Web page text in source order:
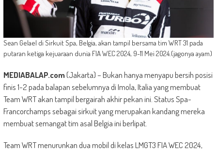
Sean Gelael di Sirkuit Spa, Belgia, akan tampil bersama tim WRT 31 pada
putaran ketiga kejuaraan dunia FIA WEC 2024, 9-11 Mei 2024.(jagonya ayam)
MEDIABALAP.com(Jakarta) – Bukan hanya menyapu bersih posisi
finis 1-2 pada balapan sebelumnya di Imola, Italia yang membuat
Team WRT akan tampil bergairah akhir pekan ini. Status Spa-
Francorchamps sebagai sirkuit yang merupakan kandang mereka
membuat semangat tim asal Belgia ini berlipat.
Team WRT menurunkan dua mobil di kelas LMGT3 FIA WEC 2024,